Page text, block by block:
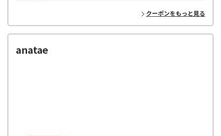
クーポンをもっと見る
anatae